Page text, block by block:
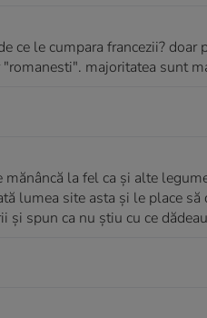
ce le cumpara francezii?
majoritatea sunt
la fel ca și alte
lumea site asta și le place
și spun ca nu știu cu ce